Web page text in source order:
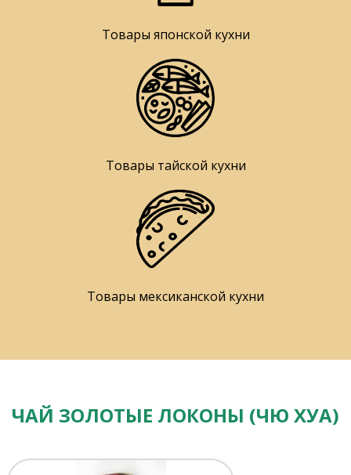
Товары японской кухни
Товары тайской кухни
Товары мексиканской кухни
ЧАЙ ЗОЛОТЫЕ ЛОКОНЫ (ЧЮ ХУА)